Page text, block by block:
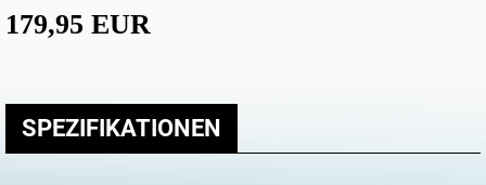
179,95 EUR
SPEZIFIKATIONEN